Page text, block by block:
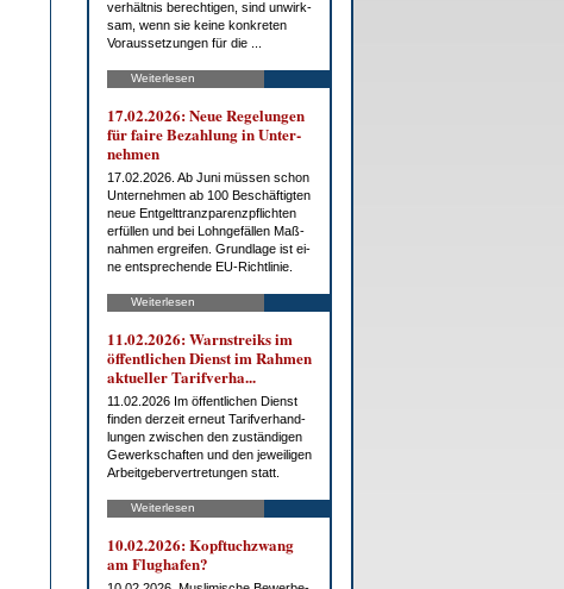
ver­hält­nis be­rech­ti­gen, sind un­wirk­
sam, wenn sie kei­ne kon­kre­ten
Vor­aus­set­zun­gen für die ...
Weiterlesen
17.02.2026: Neue Re­ge­lun­gen
für fai­re Be­zah­lung in Un­ter­
neh­men
17.02.2026. Ab Ju­ni müs­sen schon
Un­ter­neh­men ab 100 Be­schäf­tig­ten
neue Ent­gelt­tranz­pa­renz­pflich­ten
er­fül­len und bei Lohn­ge­fäl­len Maß­
nah­men er­grei­fen. Grund­la­ge ist ei­
ne ent­spre­chen­de EU-Richt­li­nie.
Weiterlesen
11.02.2026: Warn­streiks im
öf­fent­li­chen Dienst im Rah­men
ak­tu­el­ler Ta­rif­ver­ha...
11.02.2026 Im öf­fent­li­chen Dienst
fin­den der­zeit er­neut Ta­rif­ver­hand­
lun­gen zwi­schen den zu­stän­di­gen
Ge­werk­schaf­ten und den je­wei­li­gen
Ar­beit­ge­ber­ver­tre­tun­gen statt.
Weiterlesen
10.02.2026: Kopf­tuch­zwang
am Flug­ha­fen?